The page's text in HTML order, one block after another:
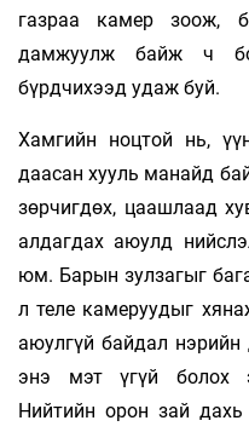
газраа камер зоож,
дамжуулж байж ч
бүрдчихээд удаж буй.
Хамгийн ноцтой нь,
даасан хууль манайд
зөрчигдөх, цаашлаад
алдагдах аюулд
юм. Барын зулзагыг
л теле камеруудыг
аюулгүй байдал
энэ мэт үгүй болох
Нийтийн орон зай